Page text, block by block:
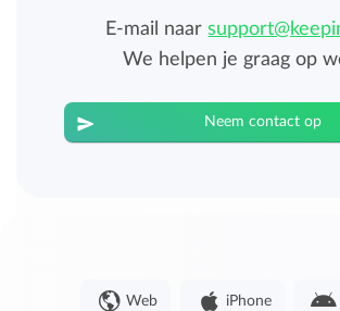
E-mail naar
We helpen je graag op
Neem contact op
Web iPhone